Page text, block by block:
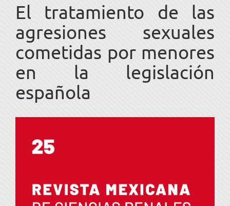
El tratamiento de las
agresiones sexuales
cometidas por menores
en la legislación
española
lateral
del